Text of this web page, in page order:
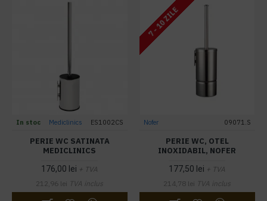
In stoc Mediclinics ES1002CS
PERIE WC SATINATA
MEDICLINICS
176,00 lei + TVA
212,96 lei TVA inclus
7 - 10 ZILE
Nofer 09071.S
PERIE WC, OTEL
INOXIDABIL, NOFER
177,50 lei + TVA
214,78 lei TVA inclus